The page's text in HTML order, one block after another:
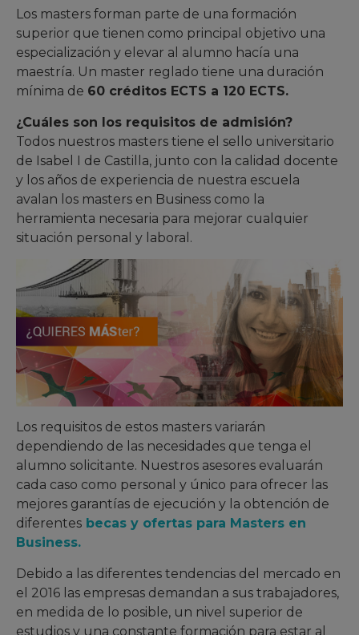
Los masters forman parte de una formación
superior que tienen como principal objetivo una
especialización y elevar al alumno hacía una
maestría. Un master reglado tiene una duración
mínima de 60 créditos ECTS a 120 ECTS.
¿Cuáles son los requisitos de admisión?
Todos nuestros masters tiene el sello universitario
de Isabel I de Castilla, junto con la calidad docente
y los años de experiencia de nuestra escuela
avalan los masters en Business como la
herramienta necesaria para mejorar cualquier
situación personal y laboral.
Los requisitos de estos masters variarán
dependiendo de las necesidades que tenga el
alumno solicitante. Nuestros asesores evaluarán
cada caso como personal y único para ofrecer las
mejores garantías de ejecución y la obtención de
diferentes becas y ofertas para Masters en
Business.
Debido a las diferentes tendencias del mercado en
el 2016 las empresas demandan a sus trabajadores,
en medida de lo posible, un nivel superior de
estudios y una constante formación para estar al